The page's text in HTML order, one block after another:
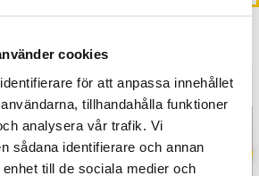
cookies
för att anpassa innehållet
tillhandahålla funktioner
analysera vår trafik. Vi
sådana identifierare och annan
till de sociala medier och
BÄSTSÄLJARE